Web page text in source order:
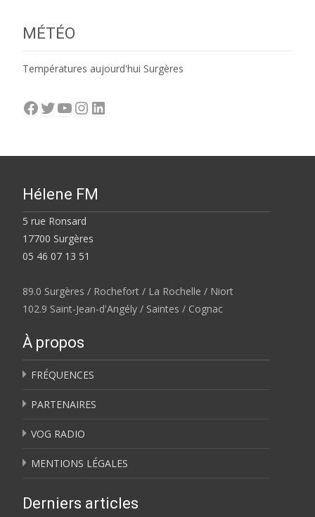
MÉTÉO
Températures aujourd'hui Surgères
Facebook
Twitter
YouTube
Instagram
LinkedIn
Hélene FM
5 rue Ronsard
17700 Surgères
05 46 07 13 51
89.0 Surgères / Rochefort / La Rochelle / Niort
102.9 Saint-Jean-d'Angély / Saintes / Cognac
À propos
FRÉQUENCES
PARTENAIRES
VOG RADIO
MENTIONS LÉGALES
Derniers articles